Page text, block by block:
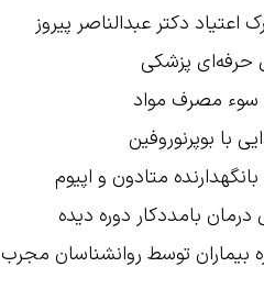
اعتیاد دکتر عبدالناصر پیروز
حرفه‌ای پزشکی
سوء مصرف مواد
با بوپرنوروفین
متادون و اپیوم
درمان بامددکار دوره دیده
بیماران توسط روانشناسان مجرب